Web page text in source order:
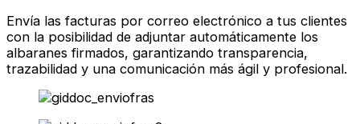
Envía las facturas por correo electrónico a tus clientes
con la posibilidad de adjuntar automáticamente los
albaranes firmados, garantizando transparencia,
trazabilidad y una comunicación más ágil y profesional.